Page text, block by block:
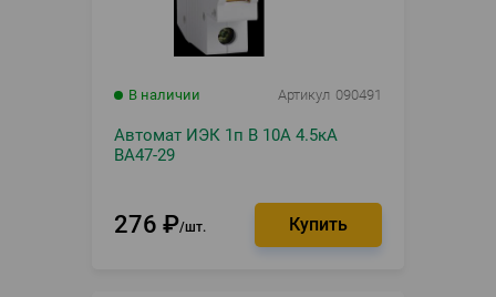
В наличии Артикул 090491
Автомат ИЭК 1п B 10А 4.5кА
ВА47-29
276 ₽ шт.